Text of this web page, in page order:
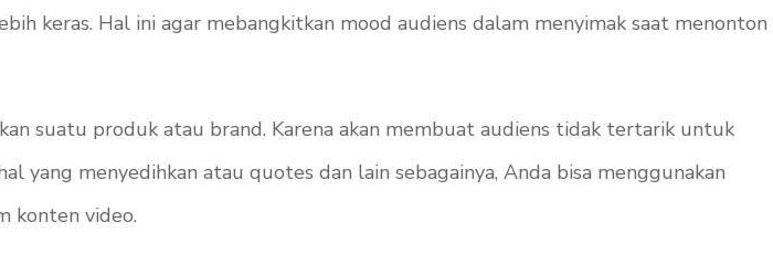
keras. Hal ini agar mebangkitkan mood audiens dalam menyimak saat menonton
suatu produk atau brand. Karena akan membuat audiens tidak tertarik untuk
yang menyedihkan atau quotes dan lain sebagainya, Anda bisa menggunakan
konten video.